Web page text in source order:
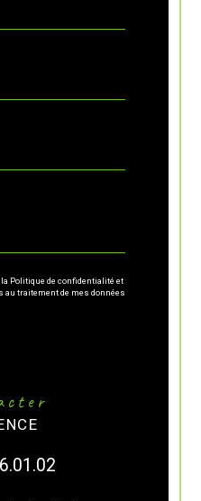
Politique de confidentialité et
traitement de mes données